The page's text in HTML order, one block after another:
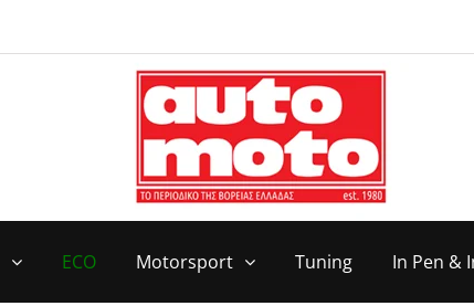
ECO Motorsport Tuning In Pen &